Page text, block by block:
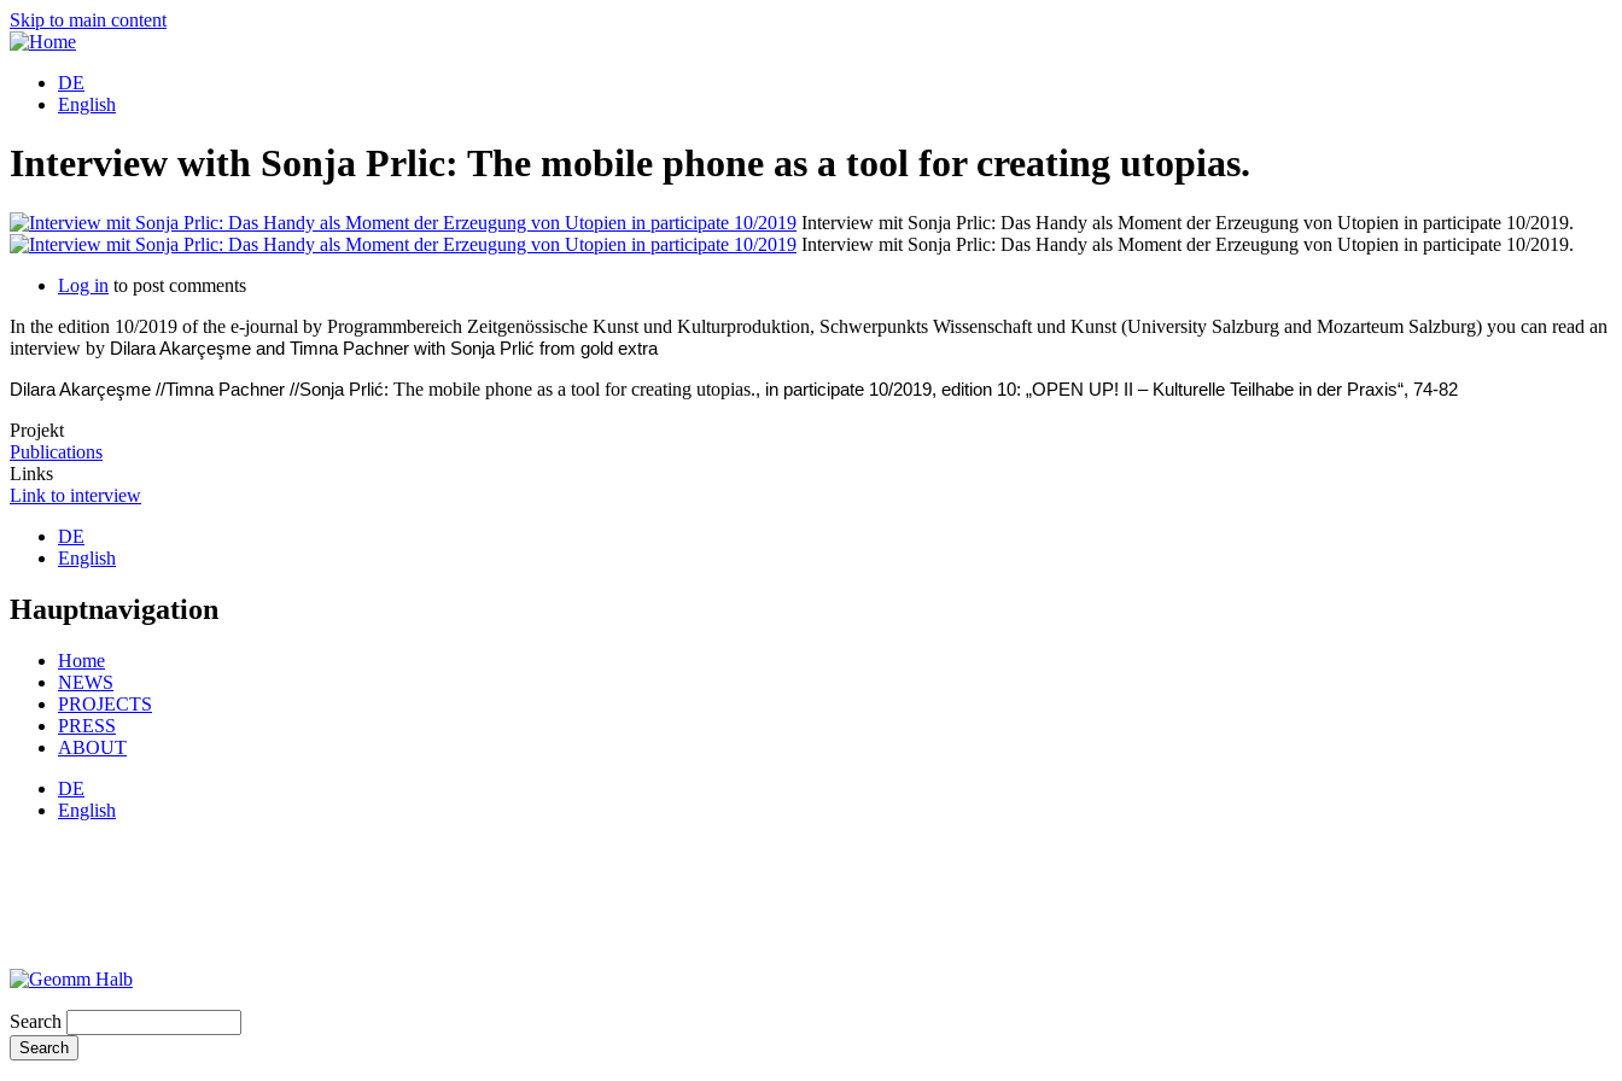
Skip to main content
DE
English
Interview with Sonja Prlic: The mobile phone as a tool for creating utopias.
Interview mit Sonja Prlic: Das Handy als Moment der Erzeugung von Utopien in participate 10/2019.
Interview mit Sonja Prlic: Das Handy als Moment der Erzeugung von Utopien in participate 10/2019.
Log in to post comments
In the edition 10/2019 of the e-journal by Programmbereich Zeitgenössische Kunst und Kulturproduktion, Schwerpunkts Wissenschaft und Kunst (University Salzburg and Mozarteum Salzburg) you can read an
interview by Dilara Akarçeşme and Timna Pachner with Sonja Prlić from gold extra
Dilara Akarçeşme //Timna Pachner //Sonja Prlić: The mobile phone as a tool for creating utopias., in participate 10/2019, edition 10: „OPEN UP! II – Kulturelle Teilhabe in der Praxis“, 74-82
Projekt
Publications
Links
Link to interview
DE
English
Hauptnavigation
Home
NEWS
PROJECTS
PRESS
ABOUT
DE
English
Search